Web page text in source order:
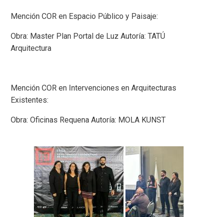
Mención COR en Espacio Público y Paisaje:
Obra: Master Plan Portal de Luz Autoría: TATÚ
Arquitectura
Mención COR en Intervenciones en Arquitecturas
Existentes:
Obra: Oficinas Requena Autoría: MOLA KUNST